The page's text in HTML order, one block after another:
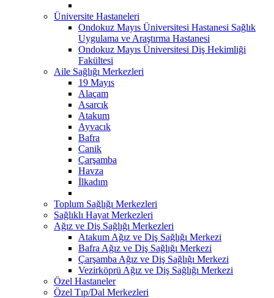
Üniversite Hastaneleri
Ondokuz Mayıs Üniversitesi Hastanesi Sağlık
Uygulama ve Araştırma Hastanesi
Ondokuz Mayıs Üniversitesi Diş Hekimliği
Fakültesi
Aile Sağlığı Merkezleri
19 Mayıs
Alaçam
Asarcık
Atakum
Ayvacık
Bafra
Canik
Çarşamba
Havza
İlkadım
Toplum Sağlığı Merkezleri
Sağlıklı Hayat Merkezleri
Ağız ve Diş Sağlığı Merkezleri
Atakum Ağız ve Diş Sağlığı Merkezi
Bafra Ağız ve Diş Sağlığı Merkezi
Çarşamba Ağız ve Diş Sağlığı Merkezi
Vezirköprü Ağız ve Diş Sağlığı Merkezi
Özel Hastaneler
Özel Tıp/Dal Merkezleri